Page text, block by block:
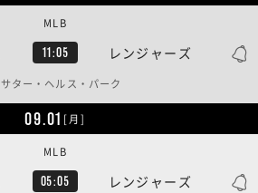
11:05 レンジャーズ
MLB
サター・ヘルス・パーク
09.01 [月]
05:05 レンジャーズ
MLB